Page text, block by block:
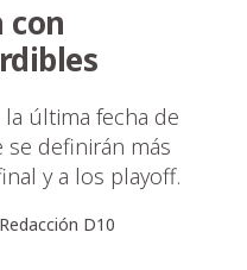
con
última fecha de
se definirán más
y a los playoff.
Redacción D10